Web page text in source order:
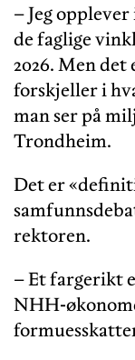
– Jeg
de faglige
2026. Men
forskjeller i
man ser på
Trondheim.
Det er
rektoren.
– Et fargerikt
NHH-